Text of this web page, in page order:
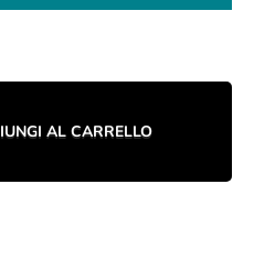
AL CARRELLO